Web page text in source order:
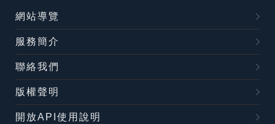
網站導覽
服務簡介
聯絡我們
版權聲明
開放API使用說明